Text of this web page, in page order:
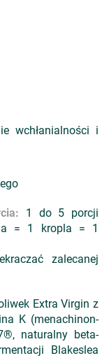
wchłanialności i
1 do 5 porcji
= 1 kropla = 1
zalecanej
Extra Virgin z
K (menachinon-
naturalny beta-
Blakeslea